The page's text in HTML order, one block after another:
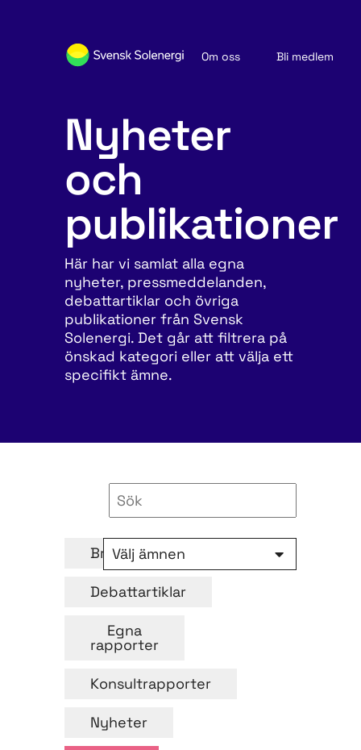
Om oss
Bli medlem
Nyheter
och
publikationer
Här har vi samlat alla egna
nyheter, pressmeddelanden,
debattartiklar och övriga
publikationer från Svensk
Solenergi. Det går att filtrera på
önskad kategori eller att välja ett
specifikt ämne.
Brev
Debattartiklar
Egna
rapporter
Konsultrapporter
Nyheter
Välj ämnen